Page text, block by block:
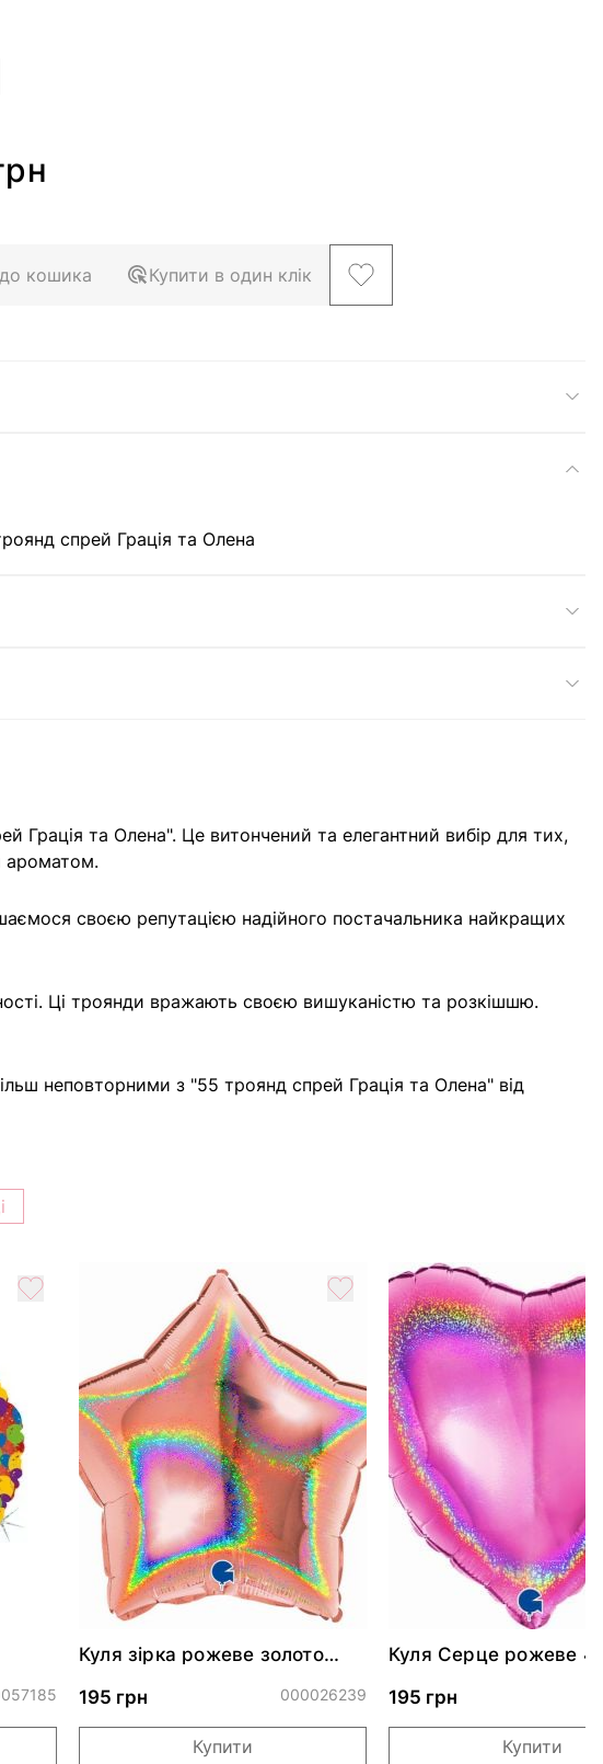
кошика Купити в один клік
спрей Грація та Олена
Грація та Олена". Це витончений та елегантний вибір для тих,
ароматом.
своєю репутацією надійного постачальника найкращих
Ці троянди вражають своєю вишуканістю та розкішшю.
неповторними з "55 троянд спрей Грація та Олена" від
Куля зірка рожеве золото
195 грн
000026239
Купити
Куля Серце рожеве
195 грн
Купити